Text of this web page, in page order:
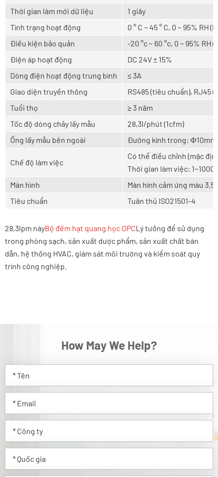
Thời gian làm mới dữ liệu
1 giây
Tình trạng hoạt động
0 ° C ~ 45 ° C, 0 ~ 95% RH
Điều kiện bảo quản
-20 °c ~ 60 °c, 0 ~ 95% RH
Điện áp hoạt động
DC 24V ± 15%
Dòng điện hoạt động trung bình
≤ 3A
Giao diện truyền thông
RS485 (tiêu chuẩn), RJ45
Tuổi thọ
≥ 3 năm
Tốc độ dòng chảy lấy mẫu
28,3l/phút (1cfm)
Ống lấy mẫu bên ngoài
Đường kính trong: Ф10mm
Chế độ làm việc
Có thể điều chỉnh (mặc
Thời gian làm việc: 1~
Màn hình
Màn hình cảm ứng màu 3.5
Tiêu chuẩn
Tuân thủ ISO21501-4
28,3lpm nàyBộ đếm hạt quang học OPCLý tưởng để sử dụng
trong phòng sạch, sản xuất dược phẩm, sản xuất chất bán
dẫn, hệ thống HVAC, giám sát môi trường và kiểm soát quy
trình công nghiệp.
How May We Help?